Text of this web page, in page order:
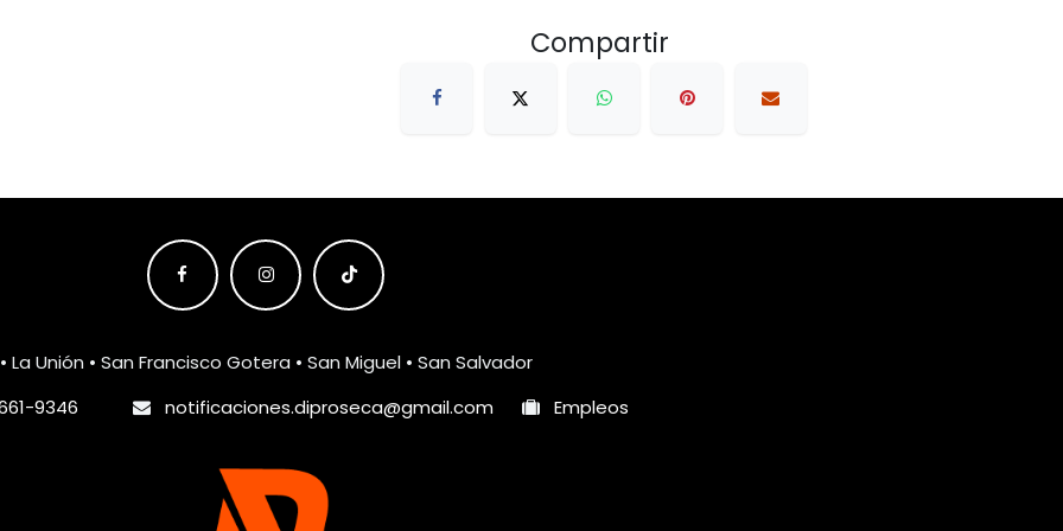
Compartir
• La Unión • San Francisco Gotera • San Miguel • San Salvador
9346
notificaciones.diproseca@gmail.com Empleos